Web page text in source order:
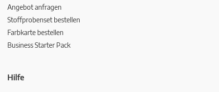
Angebot anfragen
Stoffprobenset bestellen
Farbkarte bestellen
Business Starter Pack
Hilfe